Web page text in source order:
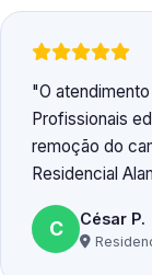
O
Profissionais
remoção do
Residencial
C César P.